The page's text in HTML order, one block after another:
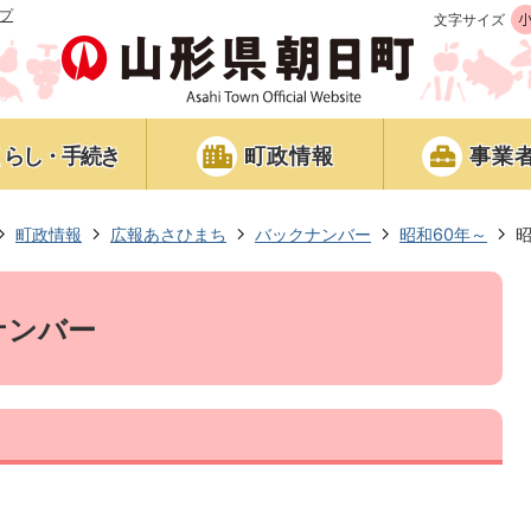
文字サイズ
し・手続き 町政情報 事業
町政情報 広報あさひまち バックナンバー 昭和60年～
バー